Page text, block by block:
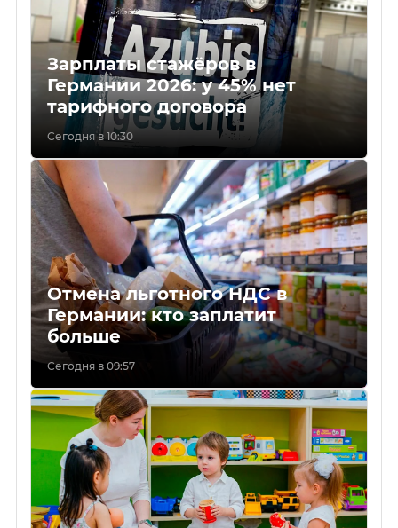
Зарплаты стажёров в
Германии 2026: у 45% нет
тарифного договора
Сегодня в 10:30
Отмена льготного НДС в
Германии: кто заплатит
больше
Сегодня в 09:57